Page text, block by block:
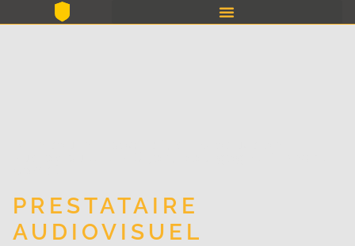
PRESTATAIRE
AUDIOVISUEL